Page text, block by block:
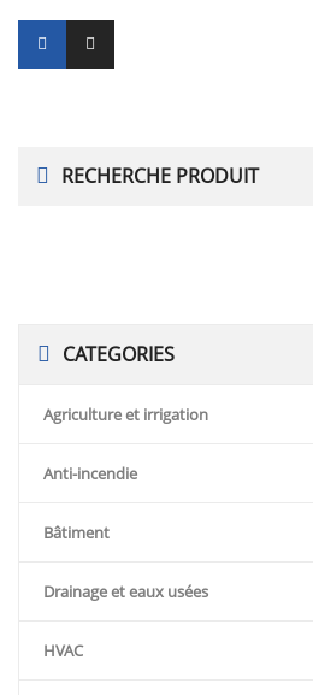
RECHERCHE PRODUIT
CATEGORIES
Agriculture et irrigation
Anti-incendie
Bâtiment
Drainage et eaux usées
HVAC